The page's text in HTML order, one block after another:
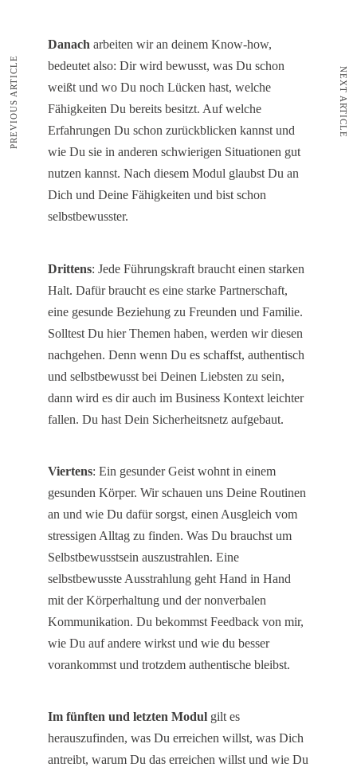
Danach arbeiten wir an deinem Know-how,
bedeutet also: Dir wird bewusst, was Du schon
weißt und wo Du noch Lücken hast, welche
Fähigkeiten Du bereits besitzt. Auf welche
Erfahrungen Du schon zurückblicken kannst und
wie Du sie in anderen schwierigen Situationen gut
nutzen kannst. Nach diesem Modul glaubst Du an
Dich und Deine Fähigkeiten und bist schon
selbstbewusster.
Drittens: Jede Führungskraft braucht einen starken
Halt. Dafür braucht es eine starke Partnerschaft,
eine gesunde Beziehung zu Freunden und Familie.
Solltest Du hier Themen haben, werden wir diesen
nachgehen. Denn wenn Du es schaffst, authentisch
und selbstbewusst bei Deinen Liebsten zu sein,
dann wird es dir auch im Business Kontext leichter
fallen. Du hast Dein Sicherheitsnetz aufgebaut.
Viertens: Ein gesunder Geist wohnt in einem
gesunden Körper. Wir schauen uns Deine Routinen
an und wie Du dafür sorgst, einen Ausgleich vom
stressigen Alltag zu finden. Was Du brauchst um
Selbstbewusstsein auszustrahlen. Eine
selbstbewusste Ausstrahlung geht Hand in Hand
mit der Körperhaltung und der nonverbalen
Kommunikation. Du bekommst Feedback von mir,
wie Du auf andere wirkst und wie du besser
vorankommst und trotzdem authentische bleibst.
Im fünften und letzten Modul gilt es
herauszufinden, was Du erreichen willst, was Dich
antreibt, warum Du das erreichen willst und wie Du
PREVIOUS ARTICLE NEXT ARTICLE